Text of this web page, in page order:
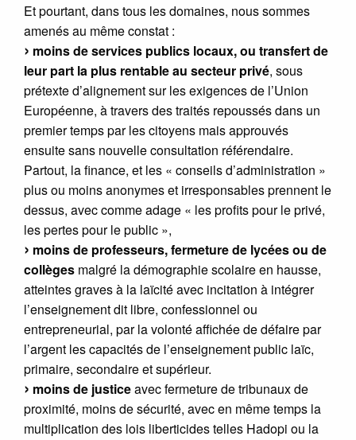
Et pourtant, dans tous les domaines, nous sommes
amenés au même constat :
moins de services publics locaux, ou transfert de
leur part la plus rentable au secteur privé, sous
prétexte d’alignement sur les exigences de l’Union
Européenne, à travers des traités repoussés dans un
premier temps par les citoyens mais approuvés
ensuite sans nouvelle consultation référendaire.
Partout, la finance, et les « conseils d’administration »
plus ou moins anonymes et irresponsables prennent le
dessus, avec comme adage « les profits pour le privé,
les pertes pour le public »,
moins de professeurs, fermeture de lycées ou de
collèges malgré la démographie scolaire en hausse,
atteintes graves à la laïcité avec incitation à intégrer
l’enseignement dit libre, confessionnel ou
entrepreneurial, par la volonté affichée de défaire par
l’argent les capacités de l’enseignement public laïc,
primaire, secondaire et supérieur.
moins de justiceavec fermeture de tribunaux de
proximité, moins de sécurité, avec en même temps la
multiplication des lois liberticides telles Hadopi ou la